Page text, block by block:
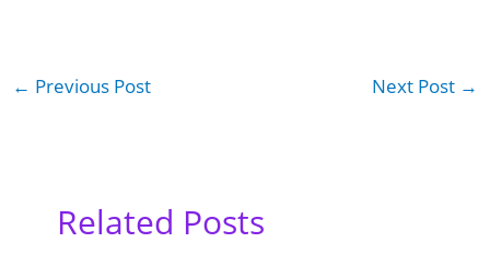
← Previous Post Next Post →
Related Posts